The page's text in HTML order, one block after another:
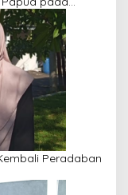
Cita
Peradaban